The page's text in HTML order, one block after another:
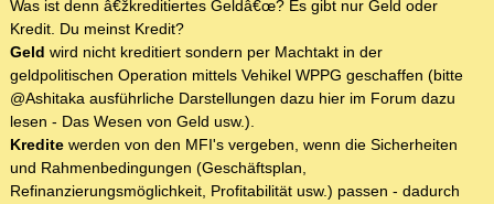
Was ist denn â€žkreditiertes Geldâ€œ? Es gibt nur Geld oder
Kredit. Du meinst Kredit?
Geld wird nicht kreditiert sondern per Machtakt in der
geldpolitischen Operation mittels Vehikel WPPG geschaffen (bitte
@Ashitaka ausführliche Darstellungen dazu hier im Forum dazu
lesen - Das Wesen von Geld usw.).
Kredite werden von den MFI's vergeben, wenn die Sicherheiten
und Rahmenbedingungen (Geschäftsplan,
Refinanzierungsmöglichkeit, Profitabilität usw.) passen - dadurch